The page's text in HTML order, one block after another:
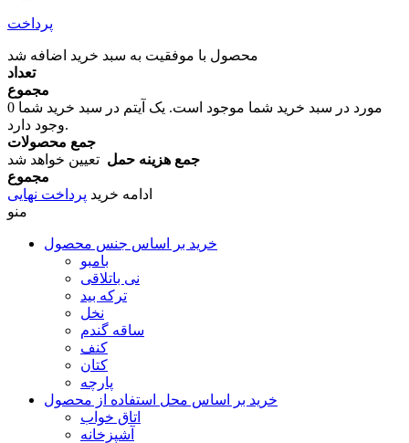
پرداخت
محصول با موفقیت به سبد خرید اضافه شد
تعداد
مجموع
0
مورد در سبد خرید شما موجود است. یک آیتم در سبد خرید شما
وجود دارد.
جمع محصولات
جمع هزینه حمل تعیین خواهد شد
مجموع
ادامه خرید پرداخت نهایی
منو
خرید بر اساس جنس محصول
بامبو
نی باتلاقی
ترکه بید
نخل
ساقه گندم
کنف
کتان
پارچه
خرید بر اساس محل استفاده از محصول
اتاق خواب
آشپزخانه